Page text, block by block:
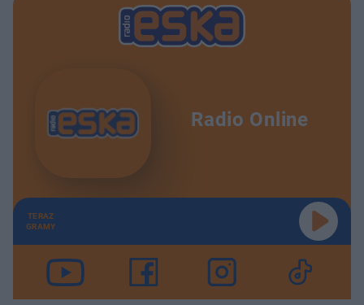
Radio Online
TERAZ
GRAMY